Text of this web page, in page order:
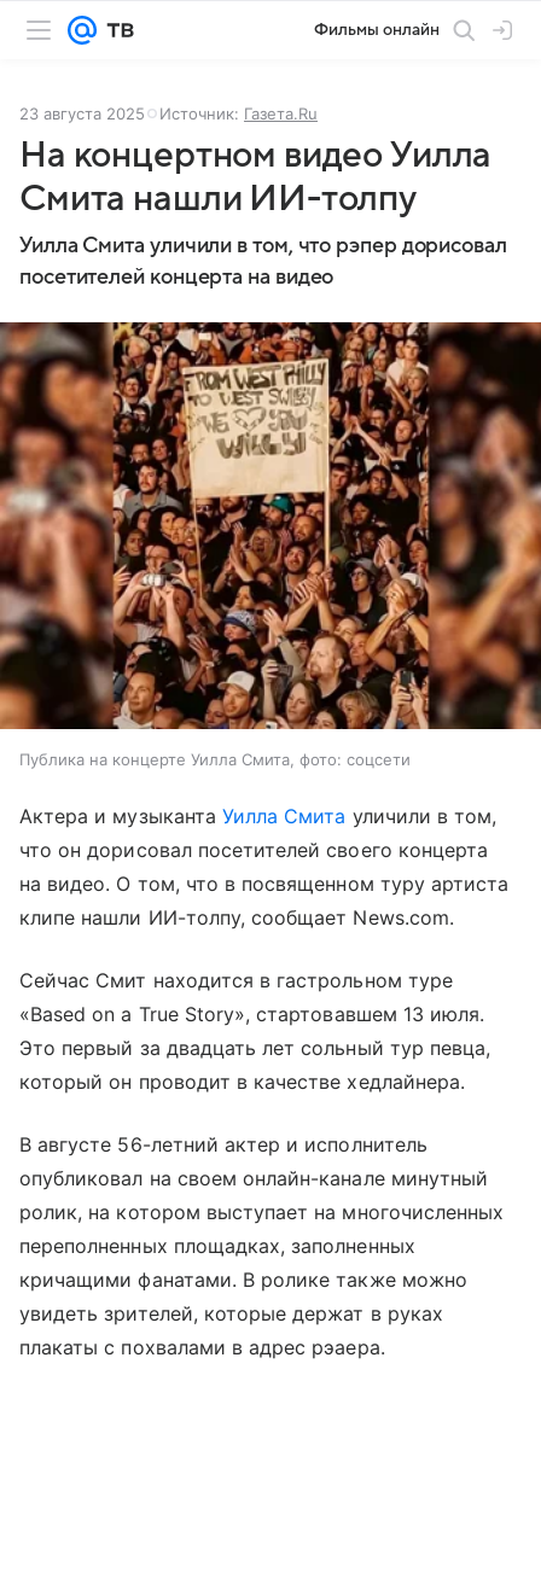
Фильмы онлайн
23 августа 2025 Источник: Газета.Ru
На концертном видео Уилла
Смита нашли ИИ-толпу
Уилла Смита уличили в том, что рэпер дорисовал
посетителей концерта на видео
Публика на концерте Уилла Смита, фото: соцсети
Актера и музыканта Уилла Смита уличили в том,
что он дорисовал посетителей своего концерта
на видео. О том, что в посвященном туру артиста
клипе нашли ИИ-толпу, сообщает News.com.
Сейчас Смит находится в гастрольном туре
«Based on a True Story», стартовавшем 13 июля.
Это первый за двадцать лет сольный тур певца,
который он проводит в качестве хедлайнера.
В августе 56-летний актер и исполнитель
опубликовал на своем онлайн-канале минутный
ролик, на котором выступает на многочисленных
переполненных площадках, заполненных
кричащими фанатами. В ролике также можно
увидеть зрителей, которые держат в руках
плакаты с похвалами в адрес рэаера.